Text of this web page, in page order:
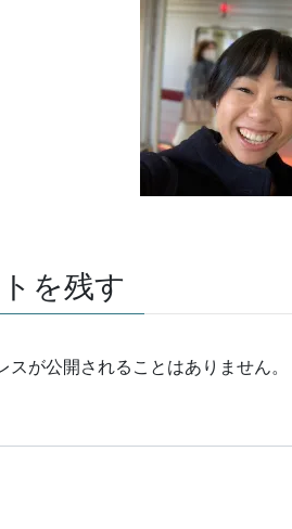
を残す
スが公開されることはありません。